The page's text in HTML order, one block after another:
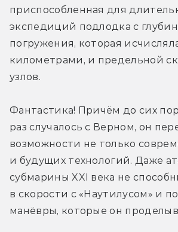
приспособленная для
экспедиций подлодка с
погружения, которая
километрами, и предельной
узлов.
Фантастика! Причём до сих
раз случалось с Верном, он
возможности не только
и будущих технологий. Даже
субмарины XXI века не
в скорости с «Наутилусом» и
манёвры, которые он